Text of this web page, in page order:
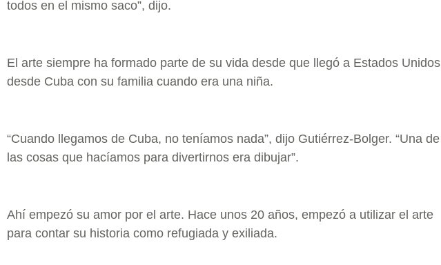
todos en el mismo saco”, dijo.
El arte siempre ha formado parte de su vida desde que llegó a Estados Unidos
desde Cuba con su familia cuando era una niña.
“Cuando llegamos de Cuba, no teníamos nada”, dijo Gutiérrez-Bolger. “Una de
las cosas que hacíamos para divertirnos era dibujar”.
Ahí empezó su amor por el arte. Hace unos 20 años, empezó a utilizar el arte
para contar su historia como refugiada y exiliada.